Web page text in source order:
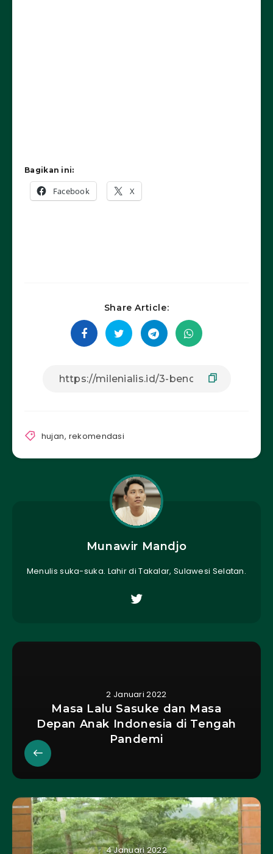
Bagikan ini:
Facebook X
Share Article:
hujan, rekomendasi
Munawir Mandjo
Menulis suka-suka. Lahir di Takalar, Sulawesi Selatan.
2 Januari 2022
Masa Lalu Sasuke dan Masa
Depan Anak Indonesia di Tengah
Pandemi
4 Januari 2022